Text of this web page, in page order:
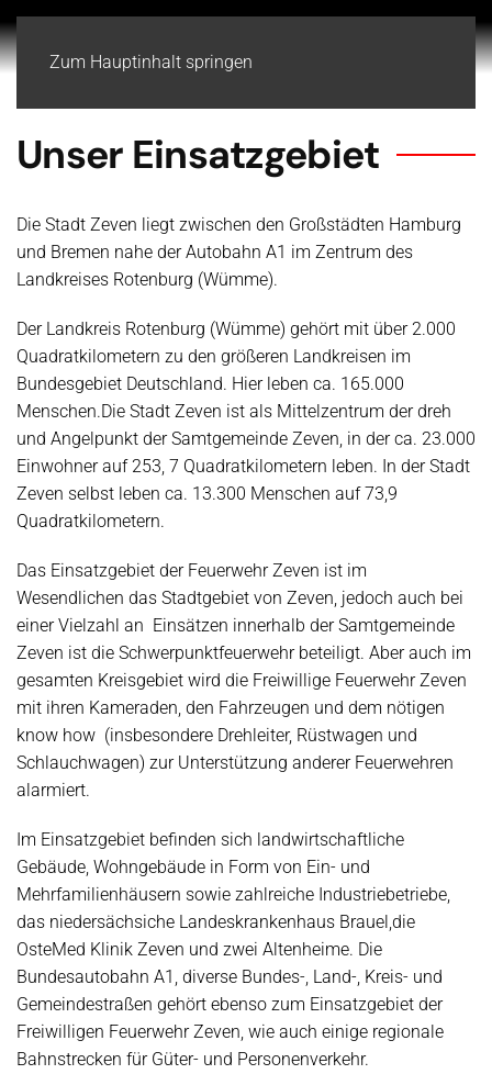
Zum Hauptinhalt springen
Unser Einsatzgebiet
Die Stadt Zeven liegt zwischen den Großstädten Hamburg
und Bremen nahe der Autobahn A1 im Zentrum des
Landkreises Rotenburg (Wümme).
Der Landkreis Rotenburg (Wümme) gehört mit über 2.000
Quadratkilometern zu den größeren Landkreisen im
Bundesgebiet Deutschland. Hier leben ca. 165.000
Menschen.Die Stadt Zeven ist als Mittelzentrum der dreh
und Angelpunkt der Samtgemeinde Zeven, in der ca. 23.000
Einwohner auf 253, 7 Quadratkilometern leben. In der Stadt
Zeven selbst leben ca. 13.300 Menschen auf 73,9
Quadratkilometern.
Das Einsatzgebiet der Feuerwehr Zeven ist im
Wesendlichen das Stadtgebiet von Zeven, jedoch auch bei
einer Vielzahl an Einsätzen innerhalb der Samtgemeinde
Zeven ist die Schwerpunktfeuerwehr beteiligt. Aber auch im
gesamten Kreisgebiet wird die Freiwillige Feuerwehr Zeven
mit ihren Kameraden, den Fahrzeugen und dem nötigen
know how (insbesondere Drehleiter, Rüstwagen und
Schlauchwagen) zur Unterstützung anderer Feuerwehren
alarmiert.
Im Einsatzgebiet befinden sich landwirtschaftliche
Gebäude, Wohngebäude in Form von Ein- und
Mehrfamilienhäusern sowie zahlreiche Industriebetriebe,
das niedersächsiche Landeskrankenhaus Brauel,die
OsteMed Klinik Zeven und zwei Altenheime. Die
Bundesautobahn A1, diverse Bundes-, Land-, Kreis- und
Gemeindestraßen gehört ebenso zum Einsatzgebiet der
Freiwilligen Feuerwehr Zeven, wie auch einige regionale
Bahnstrecken für Güter- und Personenverkehr.